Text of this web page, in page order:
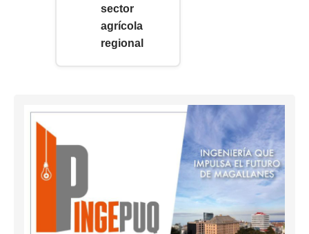
sector
agrícola
regional